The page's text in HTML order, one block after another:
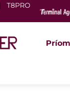
T8PRO